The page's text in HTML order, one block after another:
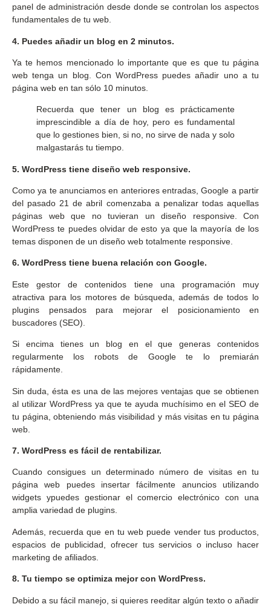
panel de administración desde donde se controlan los aspectos
fundamentales de tu web.
4. Puedes añadir un blog en 2 minutos.
Ya te hemos mencionado lo importante que es que tu página
web tenga un blog. Con WordPress puedes añadir uno a tu
página web en tan sólo 10 minutos.
Recuerda que tener un blog es prácticamente
imprescindible a día de hoy, pero es fundamental
que lo gestiones bien, si no, no sirve de nada y solo
malgastarás tu tiempo.
5. WordPress tiene diseño web responsive.
Como ya te anunciamos en anteriores entradas, Google a partir
del pasado 21 de abril comenzaba a penalizar todas aquellas
páginas web que no tuvieran un diseño responsive. Con
WordPress te puedes olvidar de esto ya que la mayoría de los
temas disponen de un diseño web totalmente responsive.
6. WordPress tiene buena relación con Google.
Este gestor de contenidos tiene una programación muy
atractiva para los motores de búsqueda, además de todos lo
plugins pensados para mejorar el posicionamiento en
buscadores (SEO).
Si encima tienes un blog en el que generas contenidos
regularmente los robots de Google te lo premiarán
rápidamente.
Sin duda, ésta es una de las mejores ventajas que se obtienen
al utilizar WordPress ya que te ayuda muchísimo en el SEO de
tu página, obteniendo más visibilidad y más visitas en tu página
web.
7. WordPress es fácil de rentabilizar.
Cuando consigues un determinado número de visitas en tu
página web puedes insertar fácilmente anuncios utilizando
widgets ypuedes gestionar el comercio electrónico con una
amplia variedad de plugins.
Además, recuerda que en tu web puede vender tus productos,
espacios de publicidad, ofrecer tus servicios o incluso hacer
marketing de afiliados.
8. Tu tiempo se optimiza mejor con WordPress.
Debido a su fácil manejo, si quieres reeditar algún texto o añadir